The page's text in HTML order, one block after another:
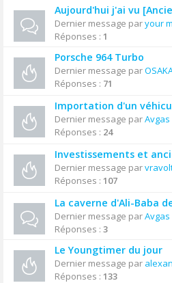
Aujourd'hui j'ai vu
Dernier message paryour
Réponses : 1
Porsche 964 Turbo
Dernier message par
Réponses : 71
Importation d'un
Dernier message parAvgas
Réponses : 24
Investissements et
Dernier message par
Réponses : 107
La caverne d'Ali-Baba
Dernier message parAvgas
Réponses : 3
Le Youngtimer du jour
Dernier message par
Réponses : 133